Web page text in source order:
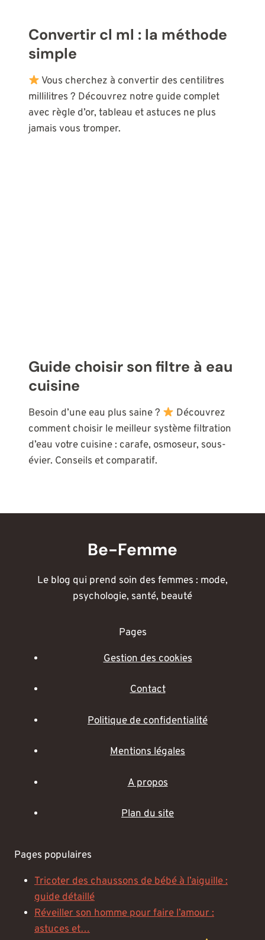
Convertir cl ml : la méthode
simple
Vous cherchez à convertir des centilitres
millilitres ? Découvrez notre guide complet
avec règle d’or, tableau et astuces ne plus
jamais vous tromper.
Guide choisir son filtre à eau
cuisine
Besoin d’une eau plus saine ?
Découvrez
comment choisir le meilleur système filtration
d’eau votre cuisine : carafe, osmoseur, sous-
évier. Conseils et comparatif.
Be-Femme
Le blog qui prend soin des femmes : mode,
psychologie, santé, beauté
Pages
Gestion des cookies
Contact
Politique de confidentialité
Mentions légales
A propos
Plan du site
Pages populaires
Tricoter des chaussons de bébé à l’aiguille :
guide détaillé
Réveiller son homme pour faire l’amour :
astuces et…